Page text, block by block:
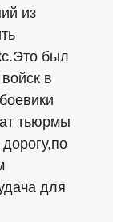
из
был
в
тьюрмы
для